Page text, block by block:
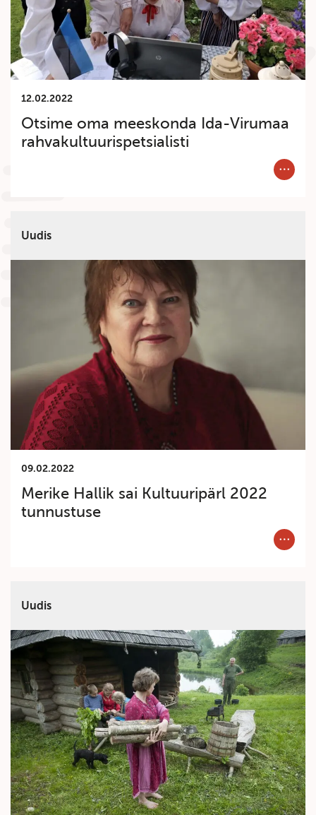
Category
12.02.2022
Otsime oma meeskonda Ida-Virumaa
rahvakultuurispetsialisti
Uudis
Category
09.02.2022
Merike Hallik sai Kultuuripärl 2022
tunnustuse
Uudis